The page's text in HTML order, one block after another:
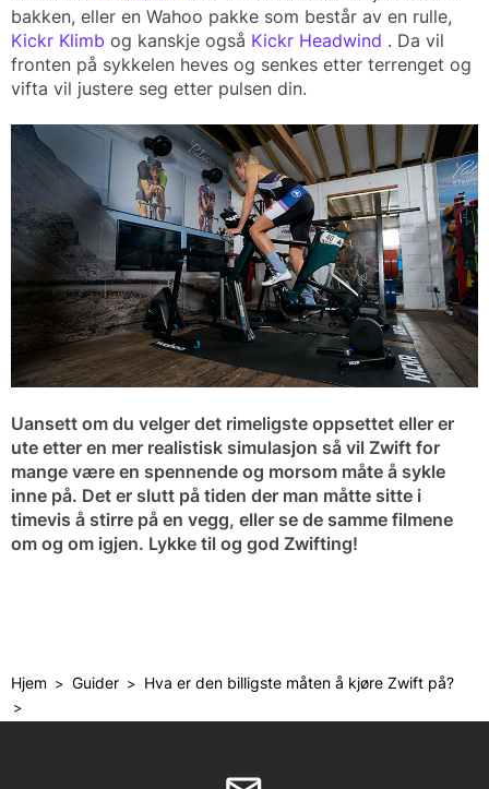
bakken, eller en Wahoo pakke som består av en rulle,
Kickr Klimb og kanskje også Kickr Headwind . Da vil
fronten på sykkelen heves og senkes etter terrenget og
vifta vil justere seg etter pulsen din.
Uansett om du velger det rimeligste oppsettet eller er
ute etter en mer realistisk simulasjon så vil Zwift for
mange være en spennende og morsom måte å sykle
inne på. Det er slutt på tiden der man måtte sitte i
timevis å stirre på en vegg, eller se de samme filmene
om og om igjen. Lykke til og god Zwifting!
Hjem>Guider> Hva er den billigste måten å kjøre Zwift på?
>